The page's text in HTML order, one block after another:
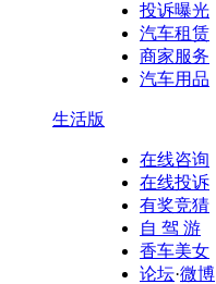
投诉曝光
汽车租赁
商家服务
汽车用品
生活版
在线咨询
在线投诉
有奖竞猜
自 驾 游
香车美女
论坛·微博